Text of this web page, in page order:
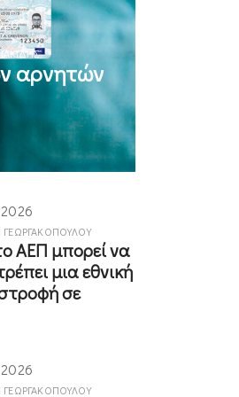
αρνητών
ΑΕΠ μπορεί να
μια εθνική
σε